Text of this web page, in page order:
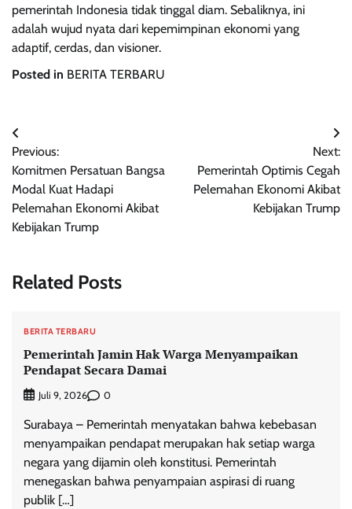
pemerintah Indonesia tidak tinggal diam. Sebaliknya, ini
adalah wujud nyata dari kepemimpinan ekonomi yang
adaptif, cerdas, dan visioner.
Posted in BERITA TERBARU
Navigasi
pos
Previous:
Komitmen Persatuan Bangsa
Modal Kuat Hadapi
Pelemahan Ekonomi Akibat
Kebijakan Trump
Next:
Pemerintah Optimis Cegah
Pelemahan Ekonomi Akibat
Kebijakan Trump
Related Posts
BERITA TERBARU
Pemerintah Jamin Hak Warga Menyampaikan
Pendapat Secara Damai
Juli 9, 2026 0
Surabaya – Pemerintah menyatakan bahwa kebebasan
menyampaikan pendapat merupakan hak setiap warga
negara yang dijamin oleh konstitusi. Pemerintah
menegaskan bahwa penyampaian aspirasi di ruang
publik […]